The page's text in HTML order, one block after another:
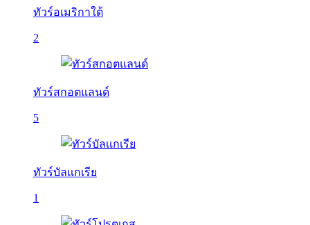
ทัวร์อเมริกาใต้
2
ทัวร์สกอตแลนด์
5
ทัวร์บัลเเกเรีย
1